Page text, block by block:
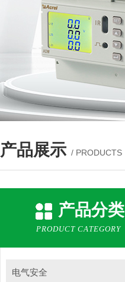
产品展示 / PRODUCTS
产品分类
PRODUCT CATEGORY
电气安全